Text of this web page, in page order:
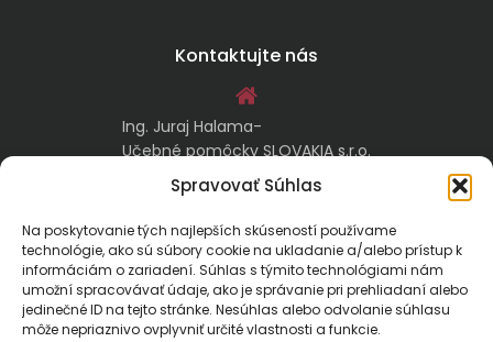
Spravovať Súhlas
Na poskytovanie tých najlepších skúseností používame
technológie, ako sú súbory cookie na ukladanie a/alebo prístup k
informáciám o zariadení. Súhlas s týmito technológiami nám
umožní spracovávať údaje, ako je správanie pri prehliadaní alebo
jedinečné ID na tejto stránke. Nesúhlas alebo odvolanie súhlasu
môže nepriaznivo ovplyvniť určité vlastnosti a funkcie.
Kontaktujte nás
Ing. Juraj Halama-
Učebné pomôcky SLOVAKIA s.r.o.
Malachovská 17/A
974 05 Banská Bystrica
kontakt@ucebnepomockyslovakia.sk
0917 797 357, 048/410 18 88